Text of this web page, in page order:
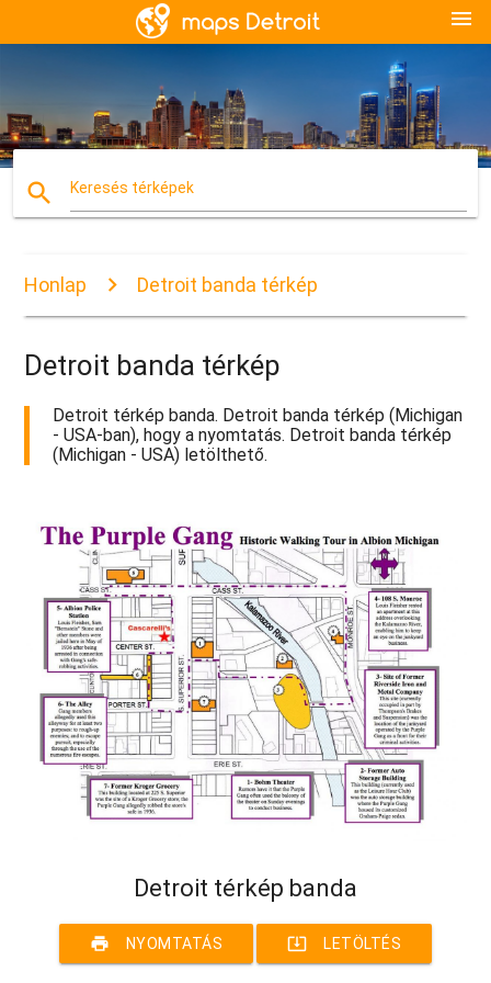
menu
search Keresés térképek
Honlap Detroit banda térkép
Detroit banda térkép
Detroit térkép banda. Detroit banda térkép (Michigan
- USA-ban), hogy a nyomtatás. Detroit banda térkép
(Michigan - USA) letölthető.
Detroit térkép banda
print NYOMTATÁS system_update_alt LETÖLTÉS